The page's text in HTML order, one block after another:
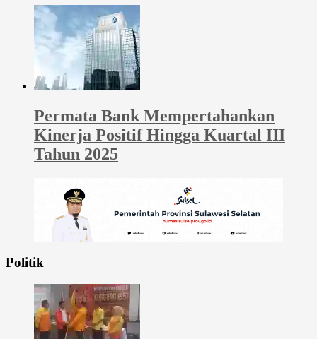
Permata Bank Mempertahankan
Kinerja Positif Hingga Kuartal III
Tahun 2025
Politik